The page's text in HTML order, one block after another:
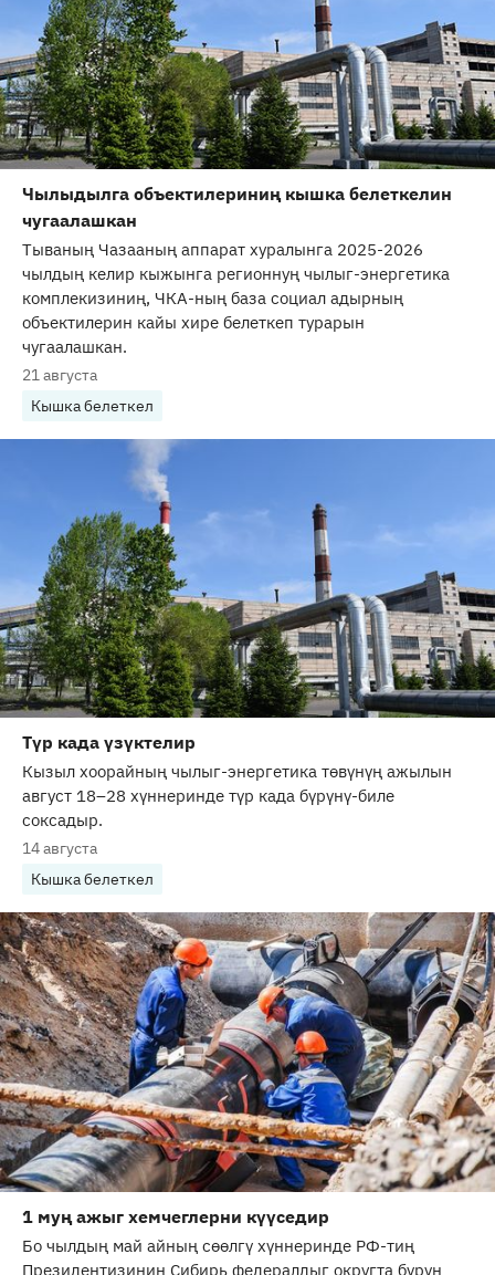
Чылыдылга объектилериниң кышка белеткелин
чугаалашкан
Тываның Чазааның аппарат хуралынга 2025-2026
чылдың келир кыжынга регионнуң чылыг-энергетика
комплекизиниң, ЧКА-ның база социал адырның
объектилерин кайы хире белеткеп турарын
чугаалашкан.
21 августа
Кышка белеткел
Түр када үзүктелир
Кызыл хоорайның чылыг-энергетика төвүнүң ажылын
август 18–28 хүннеринде түр када бүрүнү-биле
соксадыр.
14 августа
Кышка белеткел
1 муң ажыг хемчеглерни күүседир
Бо чылдың май айның сөөлгү хүннеринде РФ-тиң
Президентизиниң Сибирь федералдыг округта бүрүн